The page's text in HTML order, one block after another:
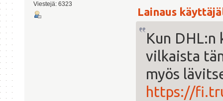
Viestejä: 6323
Lainaus
Kun DHL:n
vilkaista
myös
https://